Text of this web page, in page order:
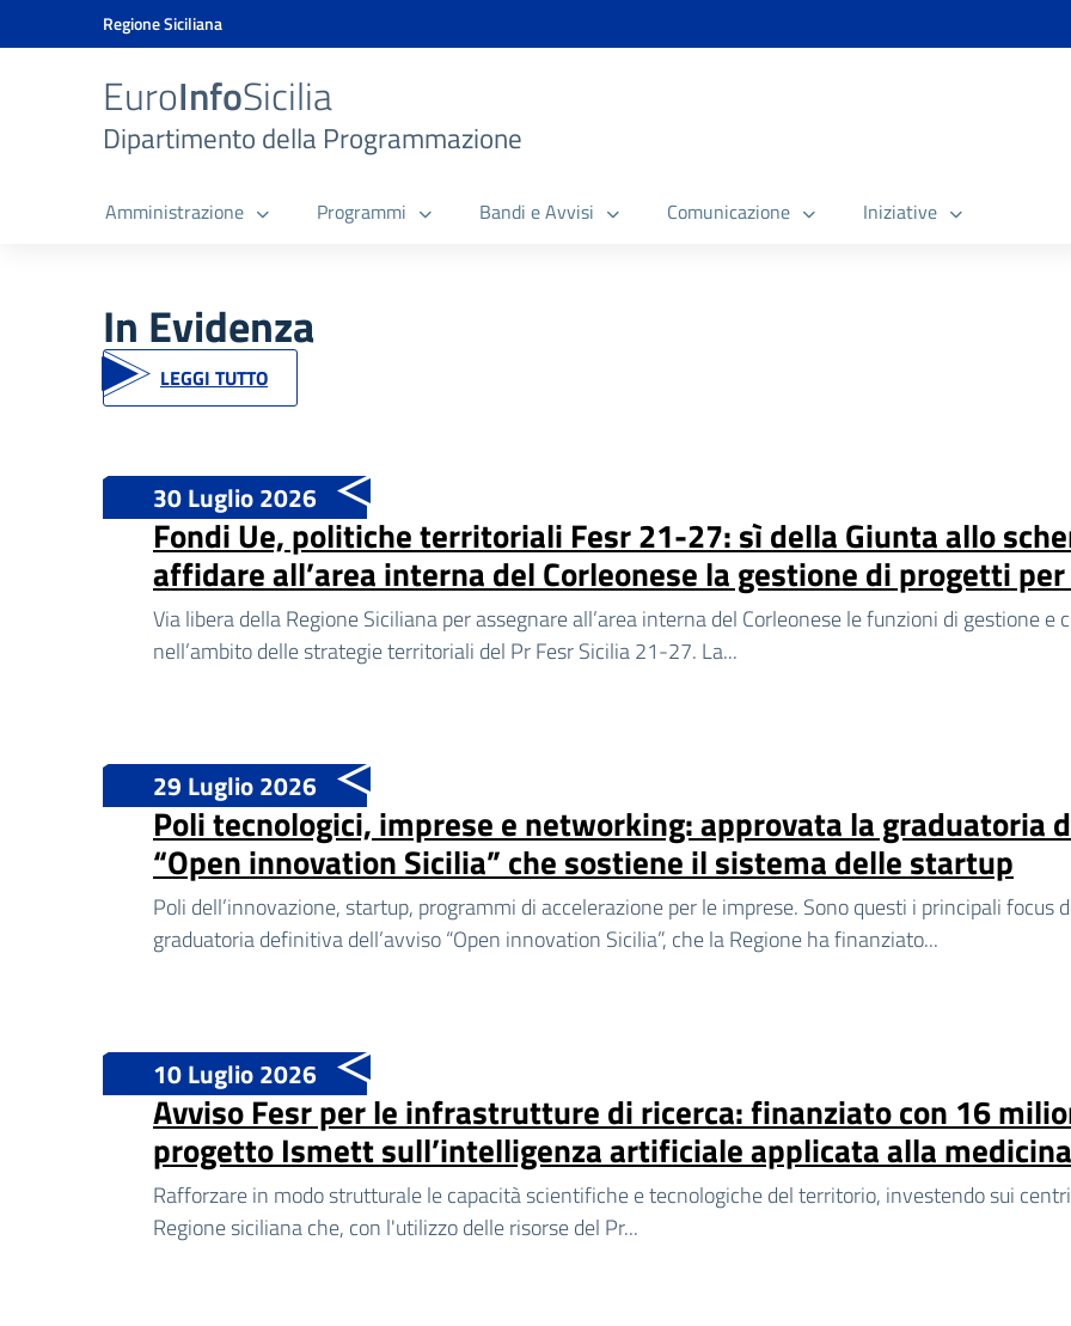
Vai ai contenuti
Vai al menu di navigazione
Vai al banner delle Cookie Policy
Regione Siciliana
EuroInfoSicilia
Dipartimento della Programmazione
Amministrazione Programmi Bandi e Avvisi Comunicazione Iniziative
In Evidenza
LEGGI TUTTO
Fondi Ue, politiche territoriali Fesr 21-27: sì della Giunta allo
affidare all’area interna del Corleonese la gestione di progetti
30 Luglio 2026
Via libera della Regione Siciliana per assegnare all’area interna del Corleonese le funzioni di gestione
nell’ambito delle strategie territoriali del Pr Fesr Sicilia 21-27. La...
Poli tecnologici, imprese e networking: approvata la graduatoria
“Open innovation Sicilia” che sostiene il sistema delle startup
29 Luglio 2026
Poli dell’innovazione, startup, programmi di accelerazione per le imprese. Sono questi i principali
graduatoria definitiva dell’avviso “Open innovation Sicilia”, che la Regione ha finanziato...
Avviso Fesr per le infrastrutture di ricerca: finanziato con 16
progetto Ismett sull’intelligenza artificiale applicata alla
10 Luglio 2026
Rafforzare in modo strutturale le capacità scientifiche e tecnologiche del territorio, investendo sui
Regione siciliana che, con l'utilizzo delle risorse del Pr...